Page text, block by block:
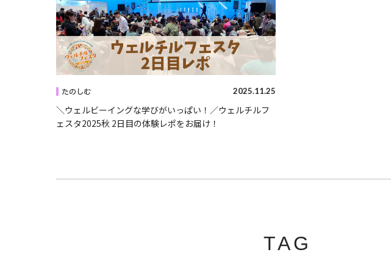
たのしむ 2025.11.25
＼ウェルビーイングな学びがいっぱい！／ウェルチルフ
ェスタ2025秋 2日目の体験レポをお届け！
TAG